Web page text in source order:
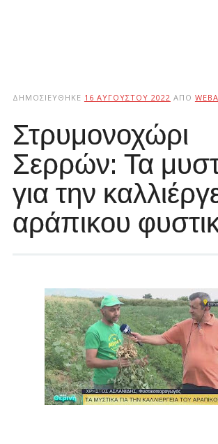
ΔΗΜΟΣΙΕΎΘΗΚΕ 16 ΑΥΓΟΎΣΤΟΥ 2022 ΑΠΌ
Στρυμονοχώρι
Σερρών: Τα
για την
αράπικου